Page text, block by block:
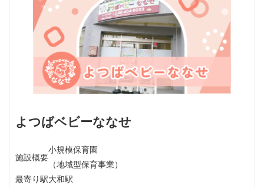
よつばベビーななせ
施設概要
小規模保育園
（地域型保育事業）
最寄り駅大和駅